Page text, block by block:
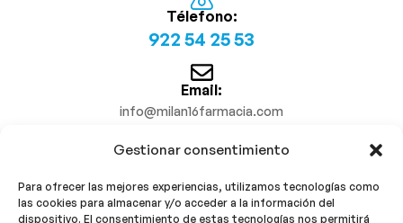
Gestionar consentimiento
Para ofrecer las mejores experiencias, utilizamos tecnologías como
las cookies para almacenar y/o acceder a la información del
dispositivo. El consentimiento de estas tecnologías nos permitirá
Télefono:
922 54 25 53
Email:
info@milan16farmacia.com
¡Síguenos!